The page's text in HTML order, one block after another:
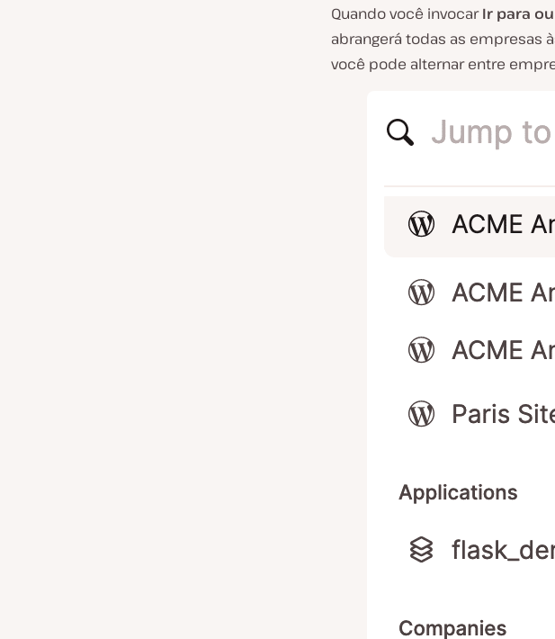
Quando você invocarIr para
abrangerá todas as empresas
você pode alternar entre